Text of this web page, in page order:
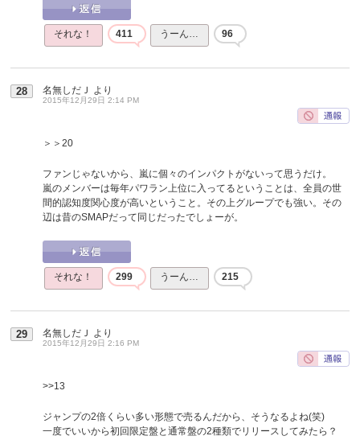
それな！ 411 うーん… 96
28 名無しだＪ より
2015年12月29日 2:14 PM
＞＞20
ファンじゃないから、嵐に個々のインパクトがないって思うだけ。
嵐のメンバーは毎年パワラン上位に入ってるということは、全員の世
間的認知度関心度が高いということ。その上グループでも強い。その
辺は昔のSMAPだって同じだったでしょーが。
それな！ 299 うーん… 215
29 名無しだＪ より
2015年12月29日 2:16 PM
>>13
ジャンプの2倍くらい多い形態で売るんだから、そうなるよね(笑)
一度でいいから初回限定盤と通常盤の2種類でリリースしてみたら？